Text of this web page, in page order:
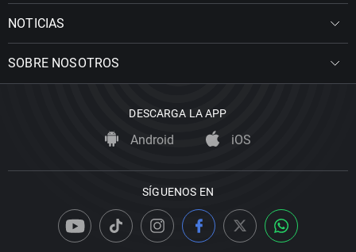
NOTICIAS
SOBRE NOSOTROS
DESCARGA LA APP
Android iOS
SÍGUENOS EN